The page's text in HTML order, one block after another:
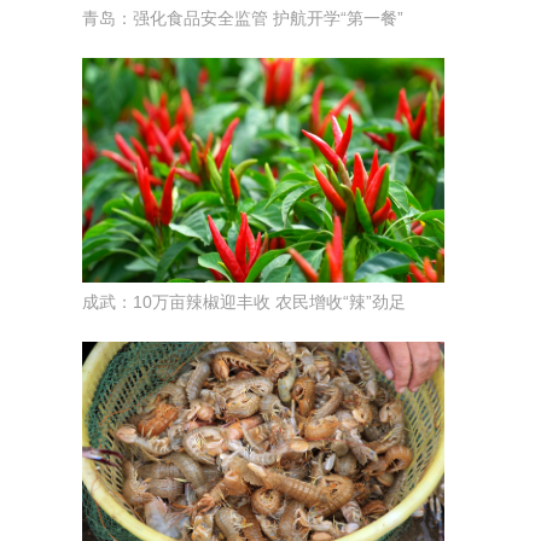
青岛：强化食品安全监管 护航开学“第一餐”
成武：10万亩辣椒迎丰收 农民增收“辣”劲足